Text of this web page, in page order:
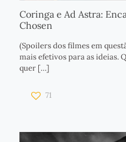
Coringa e Ad Astra:
Chosen
(Spoilers dos filmes em
mais efetivos para as ideias.
quer […]
71